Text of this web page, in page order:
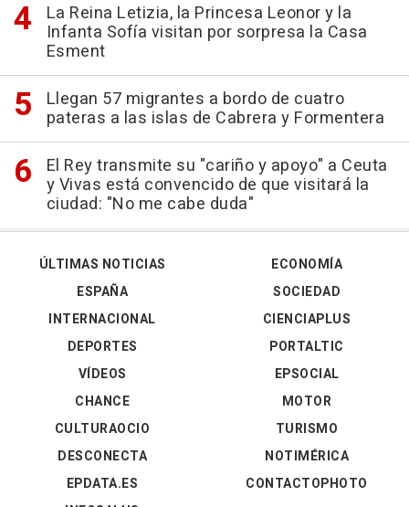
La Reina Letizia, la Princesa Leonor y la
Infanta Sofía visitan por sorpresa la Casa
Esment
Llegan 57 migrantes a bordo de cuatro
pateras a las islas de Cabrera y Formentera
El Rey transmite su "cariño y apoyo" a Ceuta
y Vivas está convencido de que visitará la
ciudad: "No me cabe duda"
ÚLTIMAS NOTICIAS
ESPAÑA
INTERNACIONAL
DEPORTES
VÍDEOS
ECONOMÍA
SOCIEDAD
CIENCIAPLUS
PORTALTIC
EPSOCIAL
CHANCE
CULTURAOCIO
DESCONECTA
EPDATA.ES
MOTOR
TURISMO
NOTIMÉRICA
CONTACTOPHOTO